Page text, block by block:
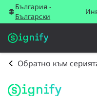
България -
Български
Обратно към